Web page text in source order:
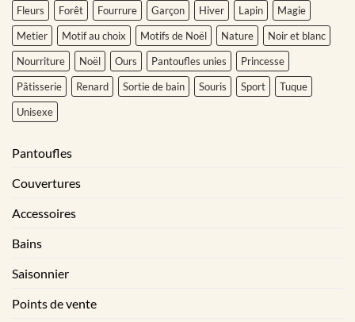
Fleurs
Forêt Fourrure Garçon Hiver Lapin
Magie
Metier
Motif au choix Motifs de Noël Nature
Noir et blanc
Nourriture
Noël Ours Pantoufles unies
Princesse
Pâtisserie
Renard Sortie de bain Souris Sport
Tuque
Unisexe
Pantoufles
Couvertures
Accessoires
Bains
Saisonnier
Points de vente